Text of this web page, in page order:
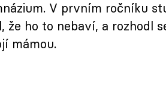
V prvním ročníku
že ho to nebaví, a rozhodl
mámou.